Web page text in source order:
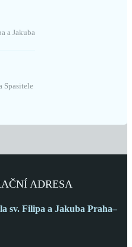
a Jakuba
Spasitele
ADRESA
sv. Filipa a Jakuba Praha–